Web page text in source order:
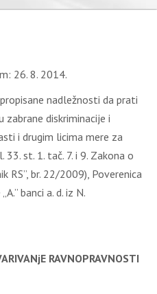
26. 8. 2014.
nadležnosti da prati
diskriminacije i
i drugim licima mere za
st. 1. tač. 7. i 9. Zakona o
RS”, br. 22/2009), Poverenica
banci a. d. iz N.
RAVNOPRAVNOSTI